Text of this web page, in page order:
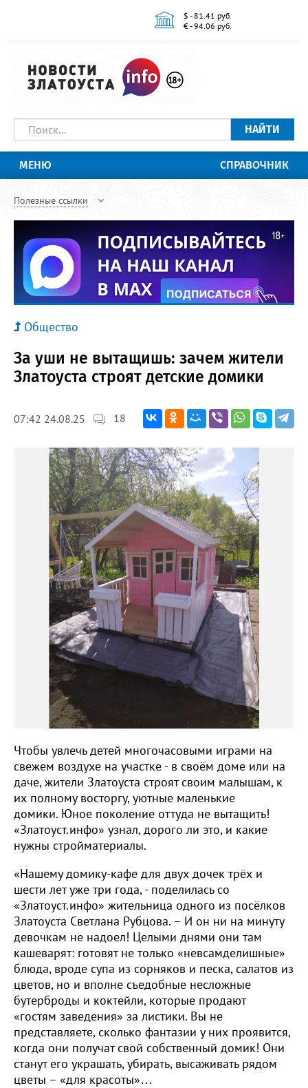
$ - 81.41 руб.
€ - 94.06 руб.
НАЙТИ
МЕНЮ СПРАВОЧНИК
Полезные ссылки
Общество
За уши не вытащишь: зачем жители
Златоуста строят детские домики
07:42 24.08.25 18
Чтобы увлечь детей многочасовыми играми на
свежем воздухе на участке - в своём доме или на
даче, жители Златоуста строят своим малышам, к
их полному восторгу, уютные маленькие
домики. Юное поколение оттуда не вытащить!
«Златоуст.инфо» узнал, дорого ли это, и какие
нужны стройматериалы.
«Нашему домику-кафе для двух дочек трёх и
шести лет уже три года, - поделилась со
«Златоуст.инфо» жительница одного из посёлков
Златоуста Светлана Рубцова. – И он ни на минуту
девочкам не надоел! Целыми днями они там
кашеварят: готовят не только «невсамделишные»
блюда, вроде супа из сорняков и песка, салатов из
цветов, но и вполне съедобные несложные
бутерброды и коктейли, которые продают
«гостям заведения» за листики. Вы не
представляете, сколько фантазии у них проявится,
когда они получат свой собственный домик! Они
станут его украшать, убирать, высаживать рядом
цветы – «для красоты»…